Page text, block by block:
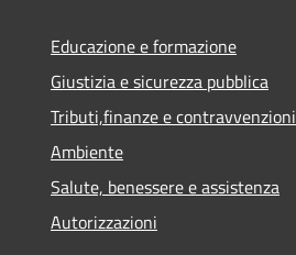
Educazione e formazione
Giustizia e sicurezza pubblica
Tributi,finanze e contravvenzioni
Ambiente
Salute, benessere e assistenza
Autorizzazioni